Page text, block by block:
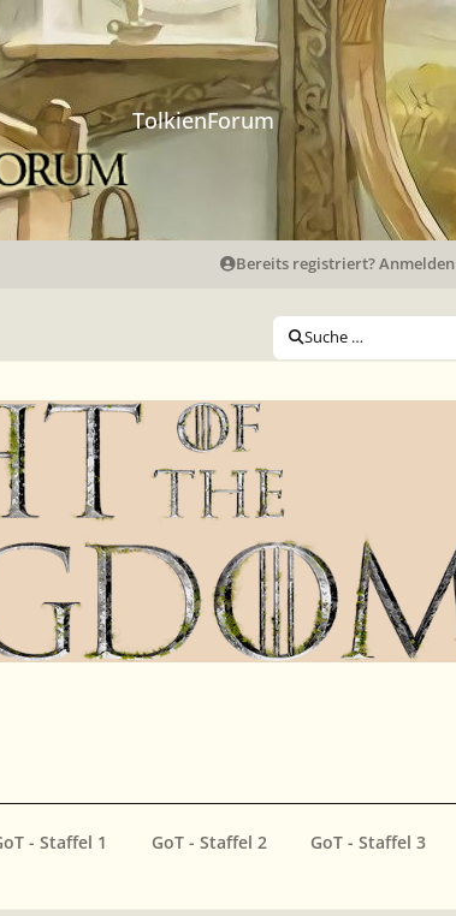
TolkienForum
Bereits registriert? Anmelden
Suche …
- Staffel 1 GoT - Staffel 2 GoT - Staffel 3